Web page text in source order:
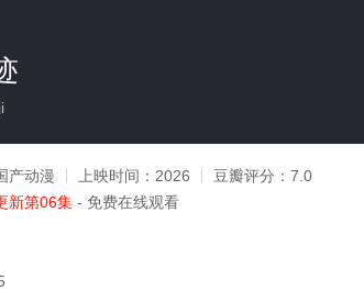
产动漫 上映时间： 2026 豆瓣评分： 7.0
新第06集 - 免费在线观看